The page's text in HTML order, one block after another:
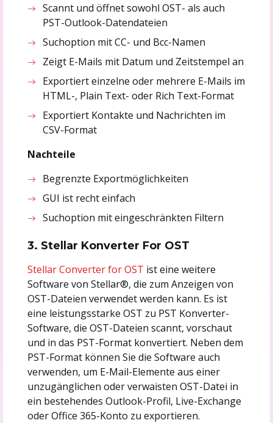
Scannt und öffnet sowohl OST- als auch
PST-Outlook-Datendateien
Suchoption mit CC- und Bcc-Namen
Zeigt E-Mails mit Datum und Zeitstempel an
Exportiert einzelne oder mehrere E-Mails im
HTML-, Plain Text- oder Rich Text-Format
Exportiert Kontakte und Nachrichten im
CSV-Format
Nachteile
Begrenzte Exportmöglichkeiten
GUI ist recht einfach
Suchoption mit eingeschränkten Filtern
3. Stellar Konverter For OST
Stellar Converter for OST ist eine weitere
Software von Stellar®, die zum Anzeigen von
OST-Dateien verwendet werden kann. Es ist
eine leistungsstarke OST zu PST Konverter-
Software, die OST-Dateien scannt, vorschaut
und in das PST-Format konvertiert. Neben dem
PST-Format können Sie die Software auch
verwenden, um E-Mail-Elemente aus einer
unzugänglichen oder verwaisten OST-Datei in
ein bestehendes Outlook-Profil, Live-Exchange
oder Office 365-Konto zu exportieren.